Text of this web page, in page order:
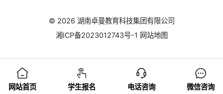
© 2026 湖南卓曼教育科技集团有限公司
湘ICP备2023012743号-1 网站地图
网站首页 学生报名 电话咨询 微信咨询